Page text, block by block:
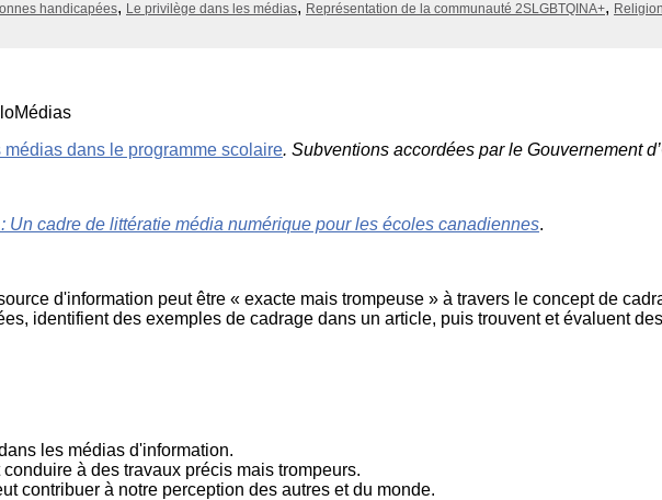
dans un
Éducation
handicapées Le privilège dans les médias Représentation de la communauté 2SLGBTQINA+ Religion
médias dans le programme scolaire. Subventions accordées par le Gouvernement
Un cadre de littératie média numérique pour les écoles canadiennes.
d'information peut être « exacte mais trompeuse » à travers le concept de
identifient des exemples de cadrage dans un article, puis trouvent et évaluent
les médias d'information.
à des travaux précis mais trompeurs.
contribuer à notre perception des autres et du monde.